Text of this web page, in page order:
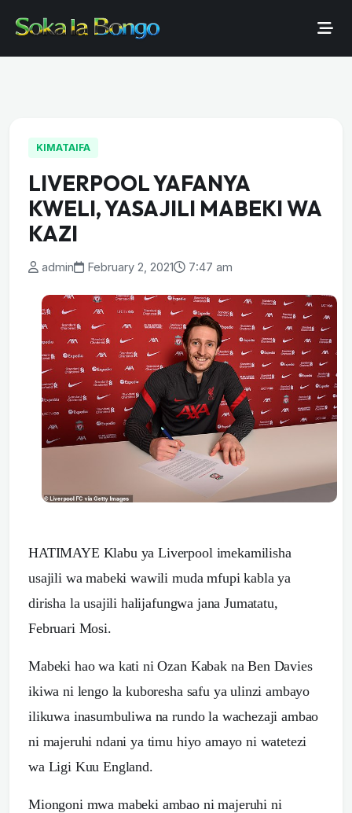
KIMATAIFA
LIVERPOOL YAFANYA
KWELI, YASAJILI MABEKI WA
KAZI
admin February 2, 2021 7:47 am
HATIMAYE Klabu ya Liverpool imekamilisha
usajili wa mabeki wawili muda mfupi kabla ya
dirisha la usajili halijafungwa jana Jumatatu,
Februari Mosi.
Mabeki hao wa kati ni Ozan Kabak na Ben Davies
ikiwa ni lengo la kuboresha safu ya ulinzi ambayo
ilikuwa inasumbuliwa na rundo la wachezaji ambao
ni majeruhi ndani ya timu hiyo amayo ni watetezi
wa Ligi Kuu England.
Miongoni mwa mabeki ambao ni majeruhi ni